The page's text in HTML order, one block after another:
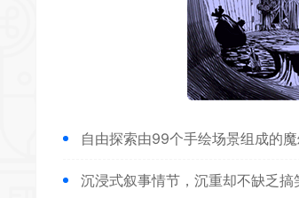
自由探索由99个手绘场景组成的
沉浸式叙事情节，沉重却不缺乏搞